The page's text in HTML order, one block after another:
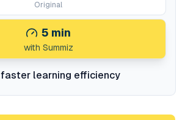
Original
5 min
with Summiz
faster learning efficiency